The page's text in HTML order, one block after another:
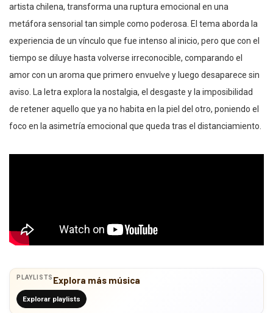
artista chilena, transforma una ruptura emocional en una
metáfora sensorial tan simple como poderosa. El tema aborda la
experiencia de un vínculo que fue intenso al inicio, pero que con el
tiempo se diluye hasta volverse irreconocible, comparando el
amor con un aroma que primero envuelve y luego desaparece sin
aviso. La letra explora la nostalgia, el desgaste y la imposibilidad
de retener aquello que ya no habita en la piel del otro, poniendo el
foco en la asimetría emocional que queda tras el distanciamiento.
PLAYLISTS Explora más música
Explorar playlists